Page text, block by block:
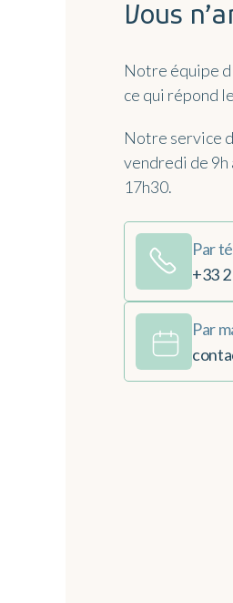
Vous
Notre équipe
ce qui répond
Notre service
vendredi de 9h
17h30.
Par
+33
Par